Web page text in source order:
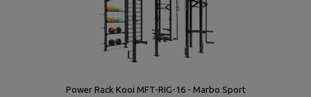
Power Rack Kooi MFT-RIG-16 - Marbo Sport